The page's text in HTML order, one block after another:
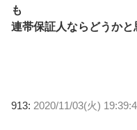
も
連帯保証人ならどうかと
913: 2020/11/03(火)